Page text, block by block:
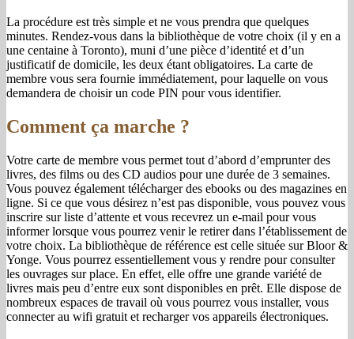
La procédure est très simple et ne vous prendra que quelques
minutes. Rendez-vous dans la bibliothèque de votre choix (il y en a
une centaine à Toronto), muni d’une pièce d’identité et d’un
justificatif de domicile, les deux étant obligatoires. La carte de
membre vous sera fournie immédiatement, pour laquelle on vous
demandera de choisir un code PIN pour vous identifier.
Comment ça marche ?
Votre carte de membre vous permet tout d’abord d’emprunter des
livres, des films ou des CD audios pour une durée de 3 semaines.
Vous pouvez également télécharger des ebooks ou des magazines en
ligne. Si ce que vous désirez n’est pas disponible, vous pouvez vous
inscrire sur liste d’attente et vous recevrez un e-mail pour vous
informer lorsque vous pourrez venir le retirer dans l’établissement de
votre choix. La bibliothèque de référence est celle située sur Bloor &
Yonge. Vous pourrez essentiellement vous y rendre pour consulter
les ouvrages sur place. En effet, elle offre une grande variété de
livres mais peu d’entre eux sont disponibles en prêt. Elle dispose de
nombreux espaces de travail où vous pourrez vous installer, vous
connecter au wifi gratuit et recharger vos appareils électroniques.